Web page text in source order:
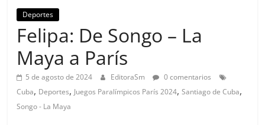
Deportes
Felipa: De Songo – La
Maya a París
5 de agosto de 2024 EditoraSm
0 comentarios
Cuba, Deportes, Juegos Paralímpicos París 2024,Santiago de Cuba,
Songo - La Maya